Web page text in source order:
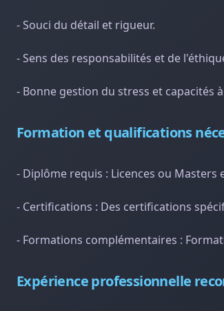
- Souci du détail et rigueur.
- Sens des responsabilités et de
- Bonne gestion du stress et capacités
Formation et qualifications
- Diplôme requis : Licences ou
- Certifications : Des certifications
- Formations complémentaires :
Expérience professionnelle